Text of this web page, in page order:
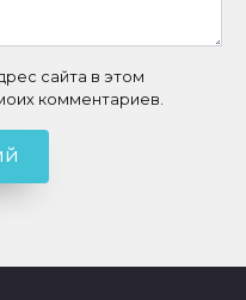
сайта в этом
комментариев.